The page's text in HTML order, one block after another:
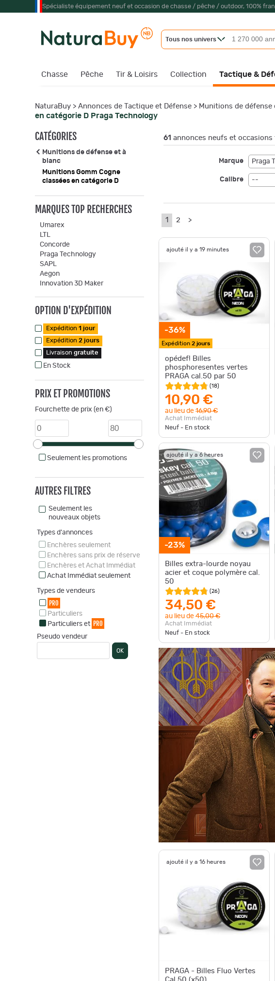
Spécialiste équipement neuf et occasion de chasse / pêche / outdoor, 100%
Tous nos univers
Chasse Pêche Tir & Loisirs Collection Tactique &
NaturaBuy > Annonces de Tactique et Défense > Munitions de défense
en catégorie D Praga Technology
CATÉGORIES
Munitions de défense et à
blanc
Munitions Gomm Cogne
classées en catégorie D
MARQUES TOP RECHERCHES
Umarex
LTL
Concorde
Praga Technology
SAPL
Aegon
Innovation 3D Maker
OPTION D'EXPÉDITION
Expédition 1 jour
Expédition 2 jours
Livraison gratuite
En Stock
PRIX ET PROMOTIONS
Fourchette de prix (en €)
Seulement les promotions
AUTRES FILTRES
Seulement les
nouveaux objets
Types d'annonces
Enchères seulement
Enchères sans prix de réserve
Enchères et Achat Immédiat
Achat Immédiat seulement
Types de vendeurs
PRO
Particuliers
Particuliers et PRO
Pseudo vendeur
OK
61 annonces neufs et occasions
Marque Praga
Calibre --
1 2 >
ajouté il y a 19 minutes
-36%
Expédition 2 jours
opédef! Billes
phosphoresentes vertes
PRAGA cal.50 par 50
(18)
10,90 €
au lieu de 16,90 €
Achat Immédiat
Neuf - En stock
ajouté il y a 6 heures
-23%
Billes extra-lourde noyau
acier et coque polymère cal.
50
(26)
34,50 €
au lieu de 45,00 €
Achat Immédiat
Neuf - En stock
ajouté il y a 16 heures
PRAGA - Billes Fluo Vertes